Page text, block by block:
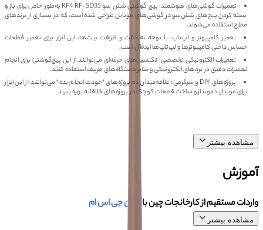
تعمیرات گوشی‌های هوشمند:پیچ گوشتی شش سو RF4 RF-SD35
به‌طور خاص برای باز و
بسته کردن پیچ‌های شش‌سو در گوشی‌های موبایل طراحی شده است، که در بسیاری از برندهای
مطرح استفاده می‌شوند.
تعمیر کامپیوتر و لپ‌تاپ: با توجه به دقت و ظرافت بیت‌ها، این ابزار برای تعمیر قطعات
حساس داخلی کامپیوترها و لپ‌تاپ‌ها ایده‌آل است.
تعمیرات الکترونیکی تخصصی: تکنسین‌های حرفه‌ای می‌توانند از این پیچ‌گوشتی برای انجام
تعمیرات دقیق در بردهای الکترونیکی و سایر دستگاه‌های ظریف استفاده کنند.
پروژه‌های DIY و سرگرمی: علاقه‌مندان به پروژه‌های "خودت انجام بده" می‌توانند از این ابزار
برای مونتاژ، دمونتاژ و ساخت قطعات کوچک در پروژه‌های خلاقانه بهره ببرند.
مشاهده بیشتر
آموزش
واردات مستقیم از کارخانجات چین با آسان جی اس ام
مشاهده بیشتر